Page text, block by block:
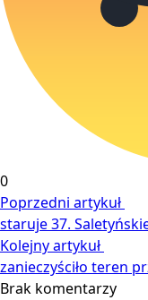
0
Poprzedni artykuł
staruje 37.
Kolejny artykuł
zanieczyściło teren
Brak komentarzy